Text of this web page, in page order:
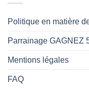
Politique en matière
Parrainage GAGNEZ
Mentions légales
FAQ